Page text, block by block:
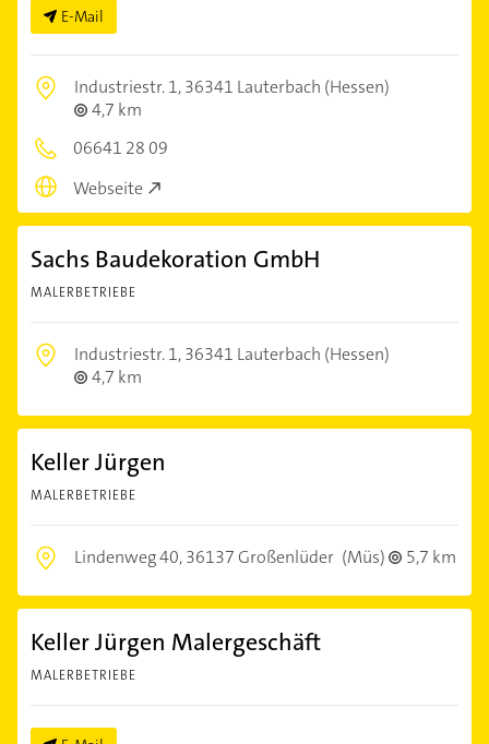
E-Mail
Industriestr. 1,36341 Lauterbach (Hessen)
4,7 km
06641 28 09
Webseite
Sachs Baudekoration GmbH
MALERBETRIEBE
Industriestr. 1,36341 Lauterbach (Hessen)
4,7 km
Keller Jürgen
MALERBETRIEBE
Lindenweg 40,36137 Großenlüder (Müs) 5,7 km
Keller Jürgen Malergeschäft
MALERBETRIEBE